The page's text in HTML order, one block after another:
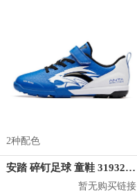
2种配色
安踏 碎钉足球 童鞋 31932212
暂无购买链接